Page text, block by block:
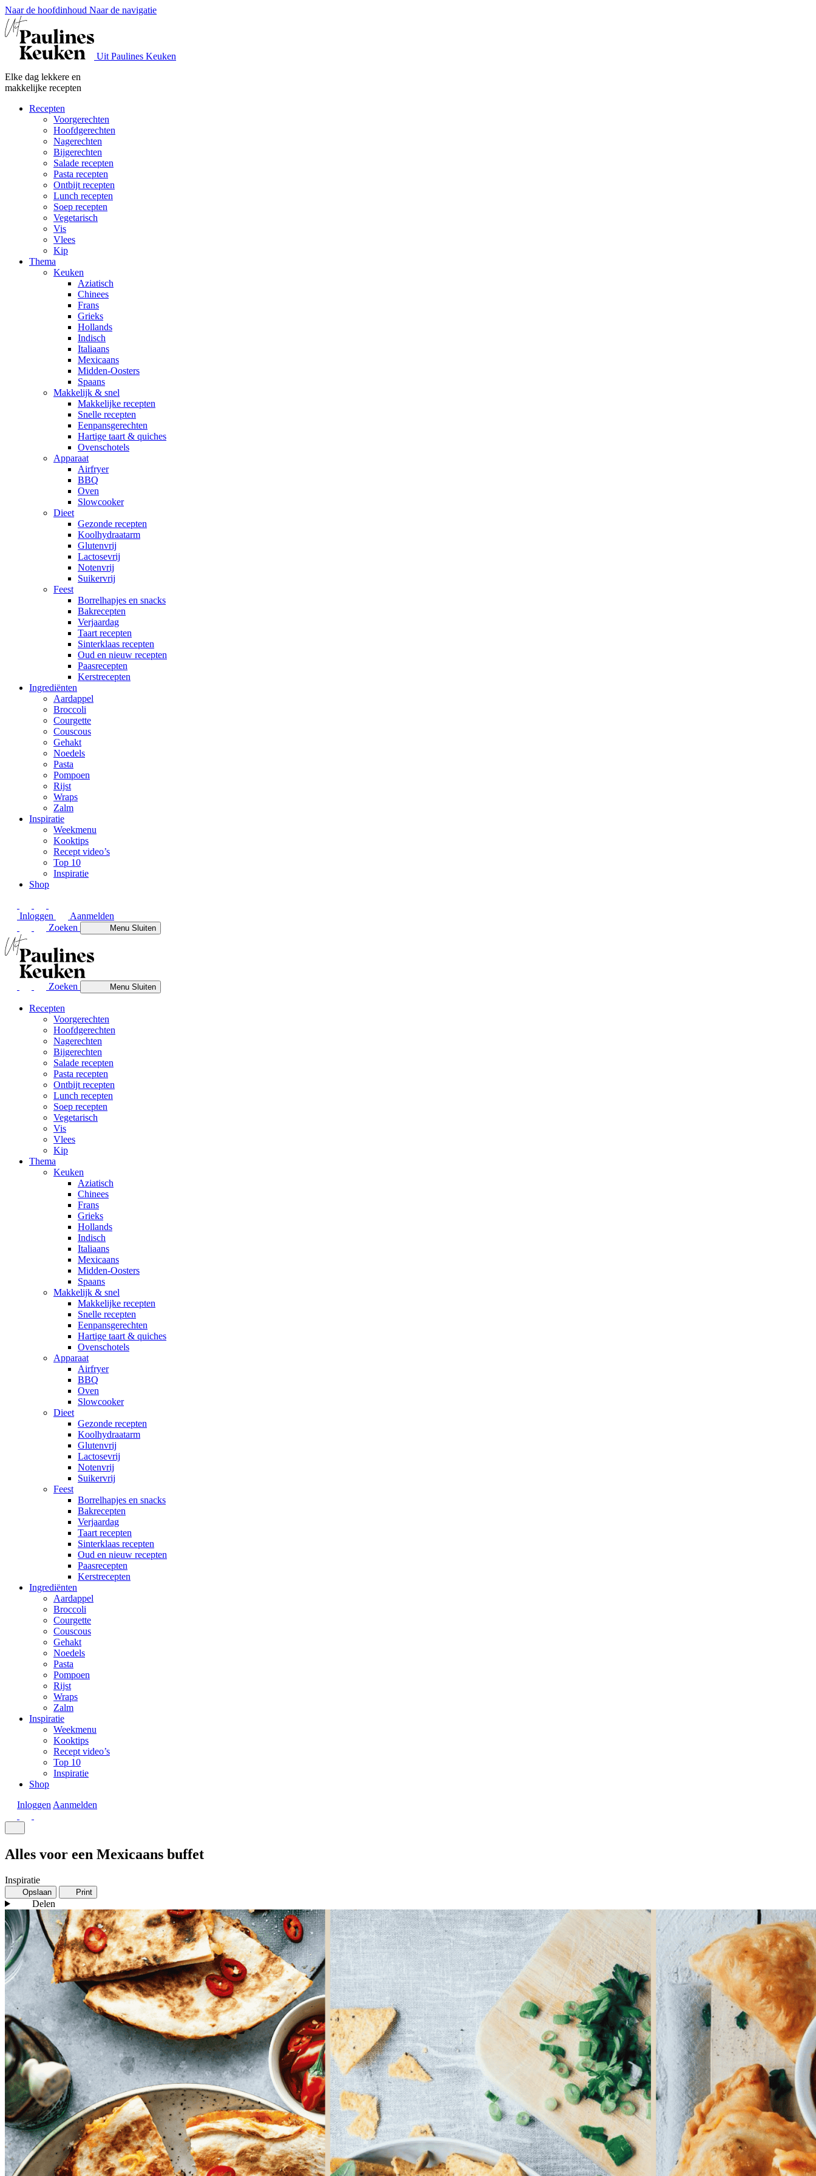
Naar de hoofdinhoud Naar de navigatie
Uit Paulines Keuken
Elke dag lekkere en
makkelijke recepten
Recepten
Voorgerechten
Hoofdgerechten
Nagerechten
Bijgerechten
Salade recepten
Pasta recepten
Ontbijt recepten
Lunch recepten
Soep recepten
Vegetarisch
Vis
Vlees
Kip
Thema
Keuken
Aziatisch
Chinees
Frans
Grieks
Hollands
Indisch
Italiaans
Mexicaans
Midden-Oosters
Spaans
Makkelijk & snel
Makkelijke recepten
Snelle recepten
Eenpansgerechten
Hartige taart & quiches
Ovenschotels
Apparaat
Airfryer
BBQ
Oven
Slowcooker
Dieet
Gezonde recepten
Koolhydraatarm
Glutenvrij
Lactosevrij
Notenvrij
Suikervrij
Feest
Borrelhapjes en snacks
Bakrecepten
Verjaardag
Taart recepten
Sinterklaas recepten
Oud en nieuw recepten
Paasrecepten
Kerstrecepten
Ingrediënten
Aardappel
Broccoli
Courgette
Couscous
Gehakt
Noedels
Pasta
Pompoen
Rijst
Wraps
Zalm
Inspiratie
Weekmenu
Kooktips
Recept video’s
Top 10
Inspiratie
Shop
Inloggen
Aanmelden
Zoeken
MenuSluiten
Zoeken MenuSluiten
Recepten
Voorgerechten
Hoofdgerechten
Nagerechten
Bijgerechten
Salade recepten
Pasta recepten
Ontbijt recepten
Lunch recepten
Soep recepten
Vegetarisch
Vis
Vlees
Kip
Thema
Keuken
Aziatisch
Chinees
Frans
Grieks
Hollands
Indisch
Italiaans
Mexicaans
Midden-Oosters
Spaans
Makkelijk & snel
Makkelijke recepten
Snelle recepten
Eenpansgerechten
Hartige taart & quiches
Ovenschotels
Apparaat
Airfryer
BBQ
Oven
Slowcooker
Dieet
Gezonde recepten
Koolhydraatarm
Glutenvrij
Lactosevrij
Notenvrij
Suikervrij
Feest
Borrelhapjes en snacks
Bakrecepten
Verjaardag
Taart recepten
Sinterklaas recepten
Oud en nieuw recepten
Paasrecepten
Kerstrecepten
Ingrediënten
Aardappel
Broccoli
Courgette
Couscous
Gehakt
Noedels
Pasta
Pompoen
Rijst
Wraps
Zalm
Inspiratie
Weekmenu
Kooktips
Recept video’s
Top 10
Inspiratie
Shop
Inloggen Aanmelden
Alles voor een Mexicaans buffet
Inspiratie
Opslaan Print
Delen